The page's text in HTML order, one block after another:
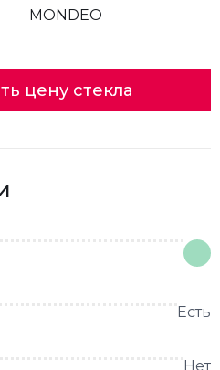
MONDEO
цену стекла
Есть
Нет